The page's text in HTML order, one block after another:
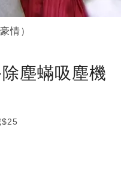
情）
塵蟎吸塵機